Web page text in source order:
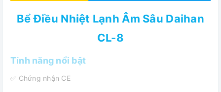
Bể Điều Nhiệt Lạnh Âm Sâu Daihan
CL-8
Tính năng nổi bật
✅ Chứng nhận CE